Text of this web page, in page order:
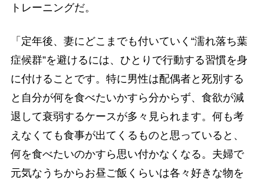
トレーニングだ。
「定年後、妻にどこまでも付いていく“濡れ落ち葉
症候群”を避けるには、ひとりで行動する習慣を身
に付けることです。特に男性は配偶者と死別する
と自分が何を食べたいかすら分からず、食欲が減
退して衰弱するケースが多々見られます。何も考
えなくても食事が出てくるものと思っていると、
何を食べたいのかすら思い付かなくなる。夫婦で
元気なうちからお昼ご飯くらいは各々好きな物を